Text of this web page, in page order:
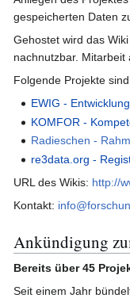
gespeicherten Daten
Gehostet wird das
nachnutzbar. Mitarbeit
Folgende Projekte
EWIG -
KOMFOR -
Radieschen -
re3data.org -
URL des Wikis: http://
Kontakt:
Ankündigung
Bereits über 45
Seit einem Jahr